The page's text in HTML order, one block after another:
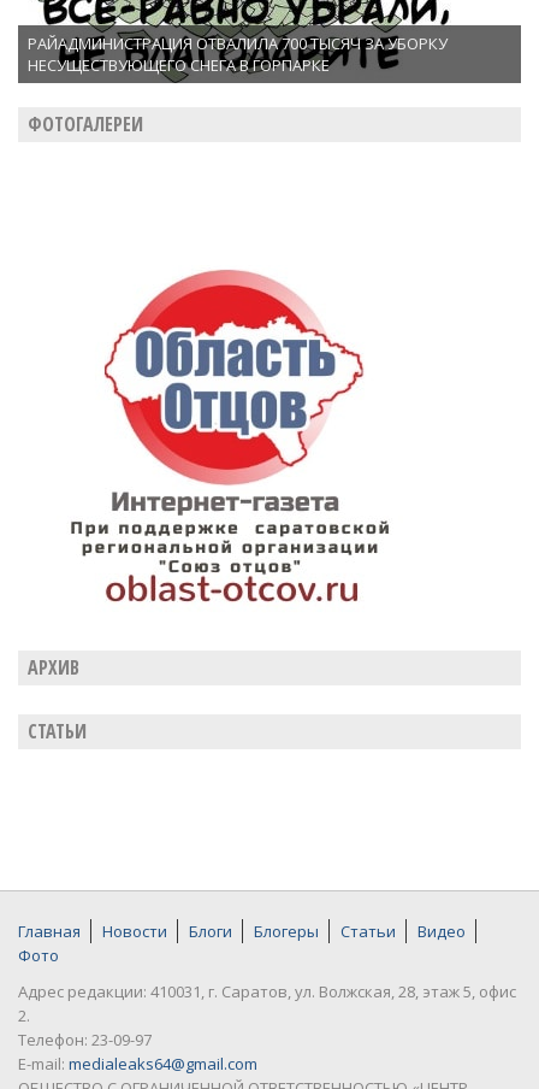
РАЙАДМИНИСТРАЦИЯ ОТВАЛИЛА 700 ТЫСЯЧ ЗА УБОРКУ
НЕСУЩЕСТВУЮЩЕГО СНЕГА В ГОРПАРКЕ
ФОТОГАЛЕРЕИ
АРХИВ
СТАТЬИ
Главная Новости Блоги Блогеры Статьи
Видео
Фото
Адрес редакции: 410031, г. Саратов, ул. Волжская, 28, этаж 5, офис
2.
Телефон: 23-09-97
E-mail: medialeaks64@gmail.com